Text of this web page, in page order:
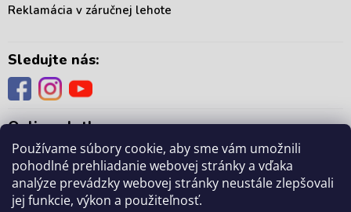
Používame súbory cookie, aby sme vám umožnili
pohodlné prehliadanie webovej stránky a vďaka
analýze prevádzky webovej stránky neustále zlepšovali
jej funkcie, výkon a použiteľnosť.
Reklamácia v záručnej lehote
Sledujte nás:
Online platby: